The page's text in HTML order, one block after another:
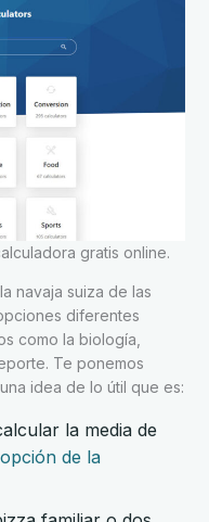
gratis online.
navaja suiza de las
diferentes
como la biología,
Te ponemos
idea de lo útil que es:
la media de
opción de la